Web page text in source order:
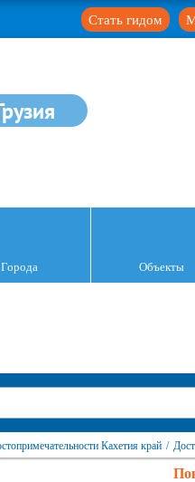
Стать гидом
Города Объекты
Кахетия край /